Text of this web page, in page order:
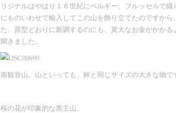
リジナルはやはり１６世紀にベルギー、ブルッセルで
にものいわせて輸入してこの山を飾り立てたのですか
た、原型どおりに新調するのにも、莫大なお金がかか
聞きました。
南観音山。山といっても、鉾と同じサイズの大きな物で
桜の花が印象的な黒主山。